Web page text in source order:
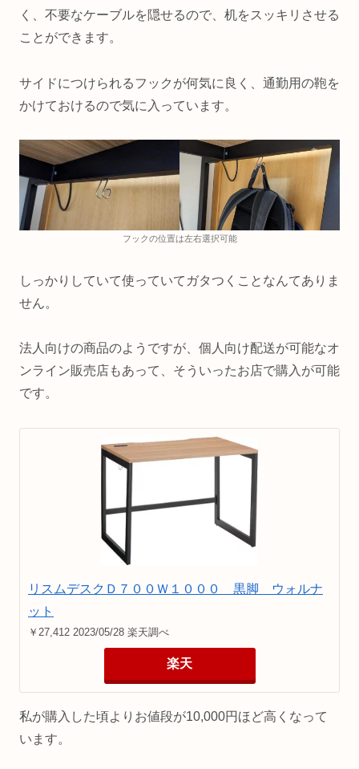
く、不要なケーブルを隠せるので、机をスッキリさせる
ことができます。
サイドにつけられるフックが何気に良く、通勤用の鞄を
かけておけるので気に入っています。
フックの位置は左右選択可能
しっかりしていて使っていてガタつくことなんてありま
せん。
法人向けの商品のようですが、個人向け配送が可能なオ
ンライン販売店もあって、そういったお店で購入が可能
です。
リスムデスクＤ７００Ｗ１０００ 黒脚 ウォルナ
ット
￥27,412 2023/05/28 楽天調べ
楽天
私が購入した頃よりお値段が10,000円ほど高くなって
います。